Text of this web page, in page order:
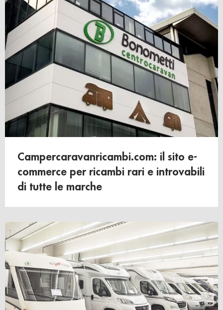
Campercaravanricambi.com: il sito e-
commerce per ricambi rari e introvabili
di tutte le marche